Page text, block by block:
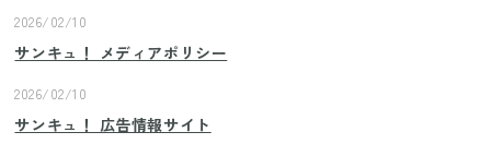
2026/02/10
サンキュ！ メディアポリシー
2026/02/10
サンキュ！ 広告情報サイト